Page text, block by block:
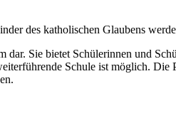
des katholischen Glaubens
dar. Sie bietet Schülerinnen und
Schule ist möglich.